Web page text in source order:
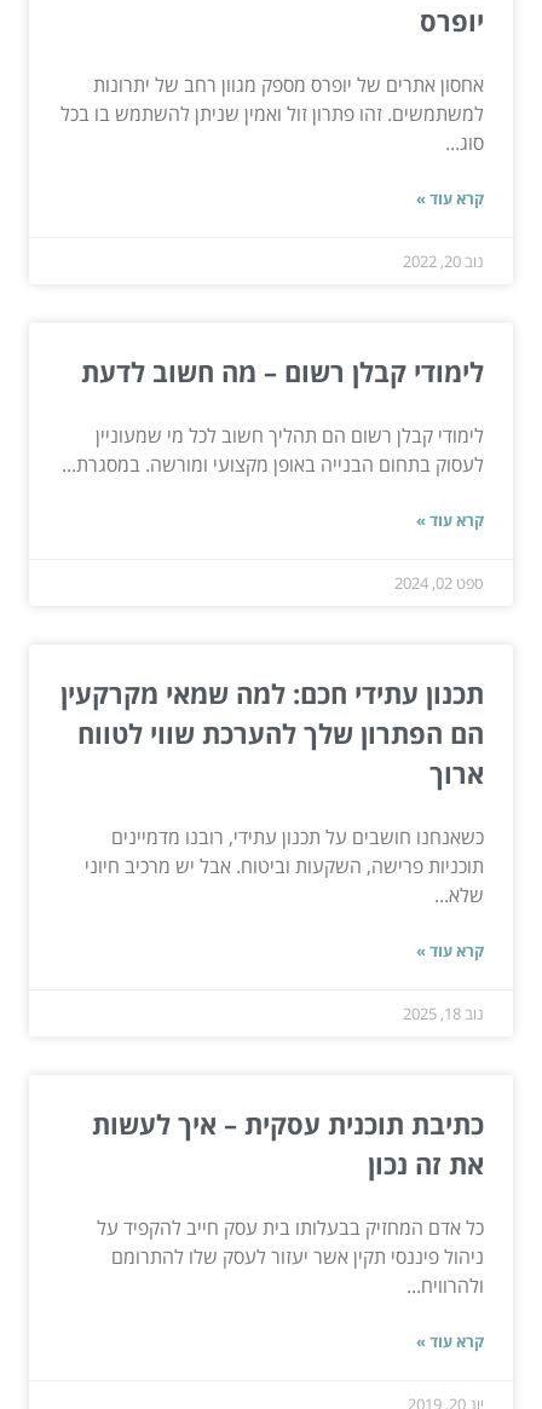
יופרס
אחסון אתרים של יופרס מספק מגוון רחב של יתרונות
למשתמשים. זהו פתרון זול ואמין שניתן להשתמש בו בכל
סוג...
קרא עוד »
נוב 20, 2022
לימודי קבלן רשום – מה חשוב לדעת
לימודי קבלן רשום הם תהליך חשוב לכל מי שמעוניין
לעסוק בתחום הבנייה באופן מקצועי ומורשה. במסגרת...
קרא עוד »
ספט 02, 2024
תכנון עתידי חכם: למה שמאי מקרקעין
הם הפתרון שלך להערכת שווי לטווח
ארוך
כשאנחנו חושבים על תכנון עתידי, רובנו מדמיינים
תוכניות פרישה, השקעות וביטוח. אבל יש מרכיב חיוני
שלא...
קרא עוד »
נוב 18, 2025
כתיבת תוכנית עסקית – איך לעשות
את זה נכון
כל אדם המחזיק בבעלותו בית עסק חייב להקפיד על
ניהול פיננסי תקין אשר יעזור לעסק שלו להתרומם
ולהרוויח...
קרא עוד »
יונ 20, 2019